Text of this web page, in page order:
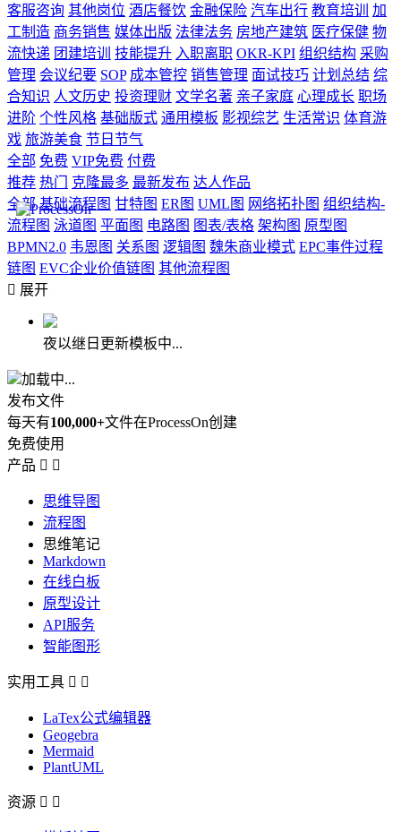
客服咨询 其他岗位 酒店餐饮 金融保险 汽车出行 教育培训
加
工制造 商务销售 媒体出版 法律法务 房地产建筑 医疗保健 物
流快递 团建培训 技能提升 入职离职 OKR-KPI 组织结构 采购
管理 会议纪要 SOP 成本管控 销售管理 面试技巧 计划总结 综
合知识 人文历史 投资理财 文学名著 亲子家庭 心理成长 职场
进阶 个性风格 基础版式 通用模板 影视综艺 生活常识 体育游
戏 旅游美食 节日节气
全部 免费 VIP免费 付费
推荐 热门 克隆最多 最新发布 达人作品
全部 基础流程图 甘特图 ER图 UML图 网络拓扑图 组织结构-
流程图 泳道图 平面图 电路图 图表/表格 架构图 原型图
BPMN2.0 韦恩图 关系图 逻辑图 魏朱商业模式 EPC事件过程
链图 EVC企业价值链图 其他流程图
 展开
夜以继日更新模板中...
加载中...
发布文件
每天有100,000+文件在ProcessOn创建
免费使用
产品  
思维导图
流程图
思维笔记
Markdown
在线白板
原型设计
API服务
智能图形
实用工具  
LaTex公式编辑器
Geogebra
Mermaid
PlantUML
资源  